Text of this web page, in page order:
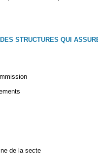
STRUCTURES QUI
de la secte